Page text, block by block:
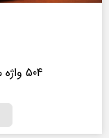
504 واژه مطلقا ضروری زبان انگلیسی